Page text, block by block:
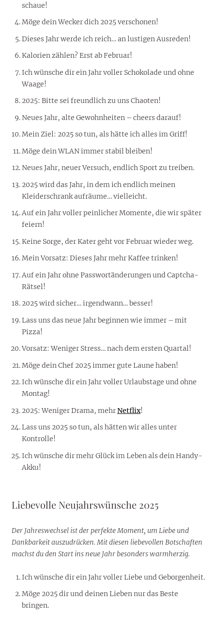
schaue!
Möge dein Wecker dich 2025 verschonen!
Dieses Jahr werde ich reich… an lustigen Ausreden!
Kalorien zählen? Erst ab Februar!
Ich wünsche dir ein Jahr voller Schokolade und ohne
Waage!
2025: Bitte sei freundlich zu uns Chaoten!
Neues Jahr, alte Gewohnheiten – cheers darauf!
Mein Ziel: 2025 so tun, als hätte ich alles im Griff!
Möge dein WLAN immer stabil bleiben!
Neues Jahr, neuer Versuch, endlich Sport zu treiben.
2025 wird das Jahr, in dem ich endlich meinen
Kleiderschrank aufräume… vielleicht.
Auf ein Jahr voller peinlicher Momente, die wir später
feiern!
Keine Sorge, der Kater geht vor Februar wieder weg.
Mein Vorsatz: Dieses Jahr mehr Kaffee trinken!
Auf ein Jahr ohne Passwortänderungen und Captcha-
Rätsel!
2025 wird sicher… irgendwann… besser!
Lass uns das neue Jahr beginnen wie immer – mit
Pizza!
Vorsatz: Weniger Stress… nach dem ersten Quartal!
Möge dein Chef 2025 immer gute Laune haben!
Ich wünsche dir ein Jahr voller Urlaubstage und ohne
Montag!
2025: Weniger Drama, mehrNetflix!
Lass uns 2025 so tun, als hätten wir alles unter
Kontrolle!
Ich wünsche dir mehr Glück im Leben als dein Handy-
Akku!
Liebevolle Neujahrswünsche 2025
Der Jahreswechsel ist der perfekte Moment, um Liebe und
Dankbarkeit auszudrücken. Mit diesen liebevollen Botschaften
machst du den Start ins neue Jahr besonders warmherzig.
Ich wünsche dir ein Jahr voller Liebe und Geborgenheit.
Möge 2025 dir und deinen Lieben nur das Beste
bringen.